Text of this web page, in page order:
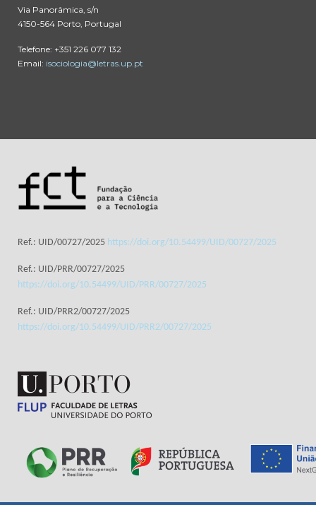
Via Panorâmica, s/n
4150-564 Porto, Portugal
Telefone: +351 226 077 132
Email: isociologia@letras.up.pt
Ref.: UID/00727/2025 https://doi.org/10.54499/UID/00727/2025
Ref.: UID/PRR/00727/2025
https://doi.org/10.54499/UID/PRR/00727/2025
Ref.: UID/PRR2/00727/2025
https://doi.org/10.54499/UID/PRR2/00727/2025